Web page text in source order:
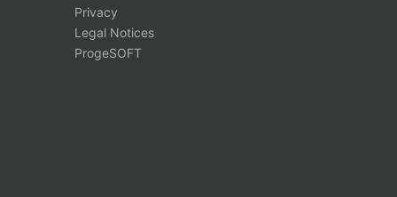
Privacy
Legal Notices
ProgeSOFT